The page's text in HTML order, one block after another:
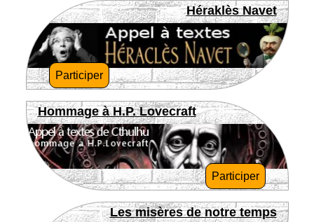
Héraklès Navet
Participer
Hommage à H.P. Lovecraft
Participer
Les misères de notre temps